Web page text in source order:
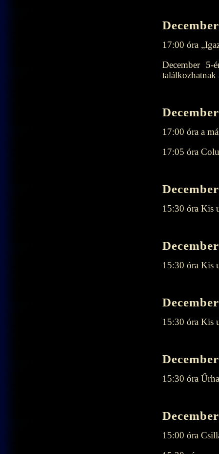
17:00 óra
December
találkozhatnak
17:00 óra a
17:05 óra
15:30 óra Kis
15:30 óra Kis
15:30 óra Kis
15:30 óra
15:00 óra